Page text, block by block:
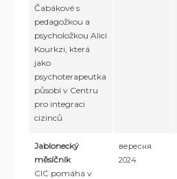
Čabákové s
pedagožkou a
psycholožkou Alicí
Kourkzi, která
jako
psychoterapeutka
působí v Centru
pro integraci
cizinců
Jablonecký
měsíčník
CIC pomáhá v
вересня
2024